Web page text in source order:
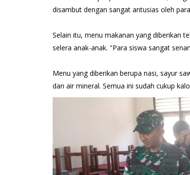
disambut dengan sangat antusias oleh
Selain itu, menu makanan yang diberikan
selera anak-anak. "Para siswa sangat
Menu yang diberikan berupa nasi, sayur
dan air mineral. Semua ini sudah cukup